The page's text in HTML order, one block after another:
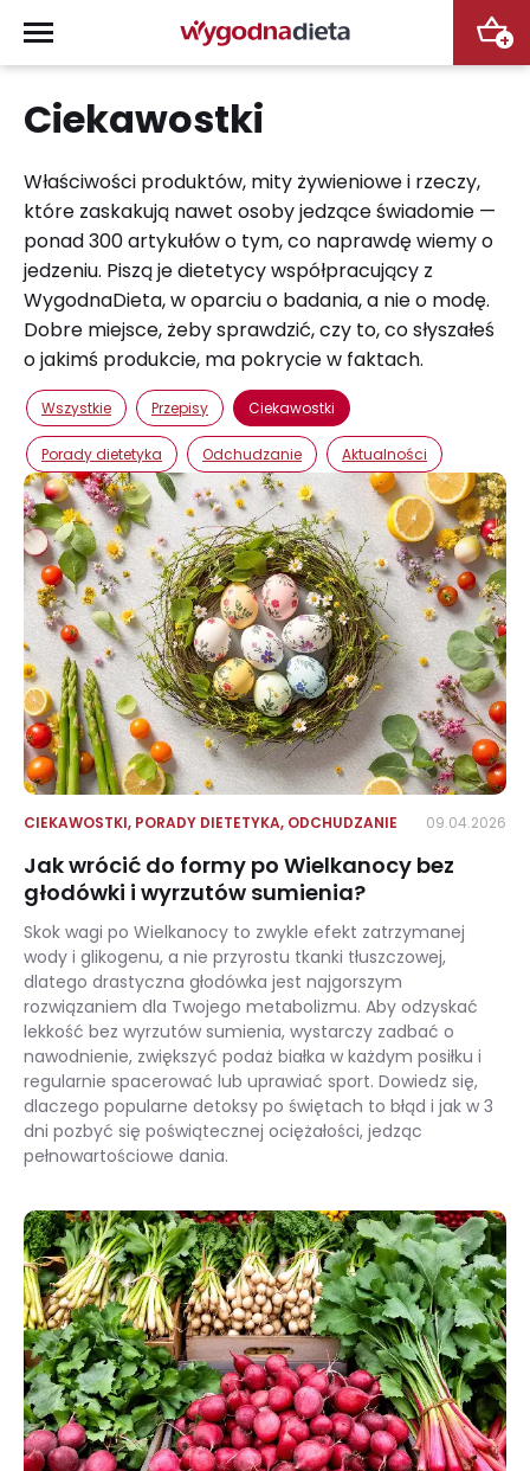
+
Ciekawostki
Właściwości produktów, mity żywieniowe i rzeczy,
które zaskakują nawet osoby jedzące świadomie —
ponad 300 artykułów o tym, co naprawdę wiemy o
jedzeniu. Piszą je dietetycy współpracujący z
WygodnaDieta, w oparciu o badania, a nie o modę.
Dobre miejsce, żeby sprawdzić, czy to, co słyszałeś
o jakimś produkcie, ma pokrycie w faktach.
Wszystkie Przepisy Ciekawostki
Porady dietetyka Odchudzanie Aktualności
CIEKAWOSTKI, PORADY DIETETYKA, ODCHUDZANIE 09.04.2026
Jak wrócić do formy po Wielkanocy bez
głodówki i wyrzutów sumienia?
Skok wagi po Wielkanocy to zwykle efekt zatrzymanej
wody i glikogenu, a nie przyrostu tkanki tłuszczowej,
dlatego drastyczna głodówka jest najgorszym
rozwiązaniem dla Twojego metabolizmu. Aby odzyskać
lekkość bez wyrzutów sumienia, wystarczy zadbać o
nawodnienie, zwiększyć podaż białka w każdym posiłku i
regularnie spacerować lub uprawiać sport. Dowiedz się,
dlaczego popularne detoksy po świętach to błąd i jak w 3
dni pozbyć się poświątecznej ociężałości, jedząc
pełnowartościowe dania.